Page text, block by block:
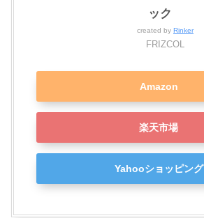
ック
created by Rinker
FRIZCOL
Amazon
楽天市場
Yahooショッピング